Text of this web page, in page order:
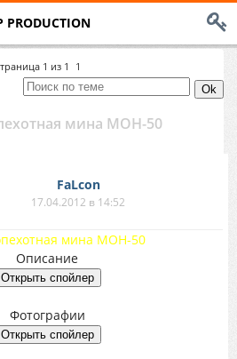
PRODUCTION
1 из 1 1
мина МОН-50
FaLcon
17.04.2012 в 14:52
мина МОН-50
Описание
Фотографии